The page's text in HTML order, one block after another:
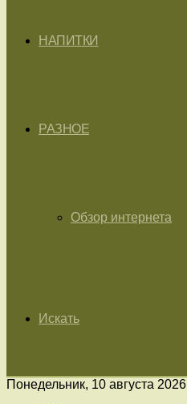
НАПИТКИ
РАЗНОЕ
Обзор интернета
Искать
Понедельник, 10 августа 2026